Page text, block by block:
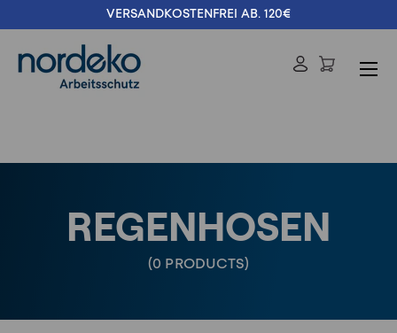
Direkt zum Inhalt
VERSANDKOSTENFREI AB. 120€
Einloggen
REGENHOSEN
(0 PRODUCTS)